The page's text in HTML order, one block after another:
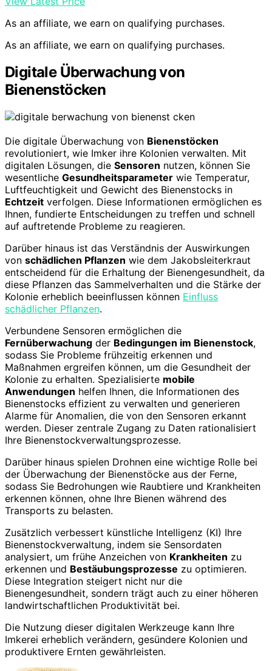
As an affiliate, we earn on qualifying purchases.
As an affiliate, we earn on qualifying purchases.
Digitale Überwachung von
Bienenstöcken
Die digitale Überwachung von Bienenstöcken
revolutioniert, wie Imker ihre Kolonien verwalten. Mit
digitalen Lösungen, die Sensoren nutzen, können Sie
wesentliche Gesundheitsparameter wie Temperatur,
Luftfeuchtigkeit und Gewicht des Bienenstocks in
Echtzeit verfolgen. Diese Informationen ermöglichen es
Ihnen, fundierte Entscheidungen zu treffen und schnell
auf auftretende Probleme zu reagieren.
Darüber hinaus ist das Verständnis der Auswirkungen
von schädlichen Pflanzen wie dem Jakobsleiterkraut
entscheidend für die Erhaltung der Bienengesundheit, da
diese Pflanzen das Sammelverhalten und die Stärke der
Kolonie erheblich beeinflussen können Einfluss
schädlicher Pflanzen.
Verbundene Sensoren ermöglichen die
Fernüberwachung der Bedingungen im Bienenstock,
sodass Sie Probleme frühzeitig erkennen und
Maßnahmen ergreifen können, um die Gesundheit der
Kolonie zu erhalten. Spezialisierte mobile
Anwendungen helfen Ihnen, die Informationen des
Bienenstocks effizient zu verwalten und generieren
Alarme für Anomalien, die von den Sensoren erkannt
werden. Dieser zentrale Zugang zu Daten rationalisiert
Ihre Bienenstockverwaltungsprozesse.
Darüber hinaus spielen Drohnen eine wichtige Rolle bei
der Überwachung der Bienenstöcke aus der Ferne,
sodass Sie Bedrohungen wie Raubtiere und Krankheiten
erkennen können, ohne Ihre Bienen während des
Transports zu belasten.
Zusätzlich verbessert künstliche Intelligenz (KI) Ihre
Bienenstockverwaltung, indem sie Sensordaten
analysiert, um frühe Anzeichen von Krankheiten zu
erkennen und Bestäubungsprozesse zu optimieren.
Diese Integration steigert nicht nur die
Bienengesundheit, sondern trägt auch zu einer höheren
landwirtschaftlichen Produktivität bei.
Die Nutzung dieser digitalen Werkzeuge kann Ihre
Imkerei erheblich verändern, gesündere Kolonien und
produktivere Ernten gewährleisten.